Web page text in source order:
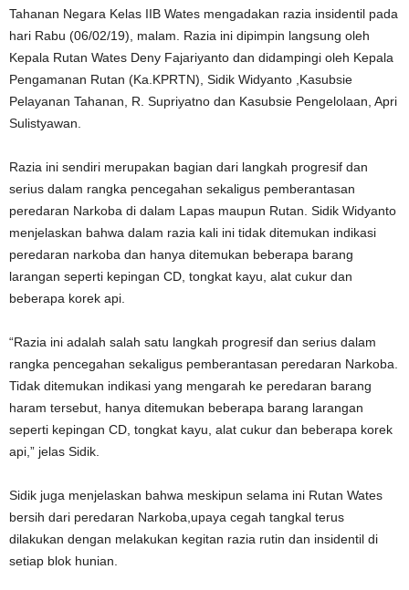
Tahanan Negara Kelas IIB Wates mengadakan razia insidentil pada
hari Rabu (06/02/19), malam. Razia ini dipimpin langsung oleh
Kepala Rutan Wates Deny Fajariyanto dan didampingi oleh Kepala
Pengamanan Rutan (Ka.KPRTN), Sidik Widyanto ,Kasubsie
Pelayanan Tahanan, R. Supriyatno dan Kasubsie Pengelolaan, Apri
Sulistyawan.
Razia ini sendiri merupakan bagian dari langkah progresif dan
serius dalam rangka pencegahan sekaligus pemberantasan
peredaran Narkoba di dalam Lapas maupun Rutan. Sidik Widyanto
menjelaskan bahwa dalam razia kali ini tidak ditemukan indikasi
peredaran narkoba dan hanya ditemukan beberapa barang
larangan seperti kepingan CD, tongkat kayu, alat cukur dan
beberapa korek api.
“Razia ini adalah salah satu langkah progresif dan serius dalam
rangka pencegahan sekaligus pemberantasan peredaran Narkoba.
Tidak ditemukan indikasi yang mengarah ke peredaran barang
haram tersebut, hanya ditemukan beberapa barang larangan
seperti kepingan CD, tongkat kayu, alat cukur dan beberapa korek
api,” jelas Sidik.
Sidik juga menjelaskan bahwa meskipun selama ini Rutan Wates
bersih dari peredaran Narkoba,upaya cegah tangkal terus
dilakukan dengan melakukan kegitan razia rutin dan insidentil di
setiap blok hunian.